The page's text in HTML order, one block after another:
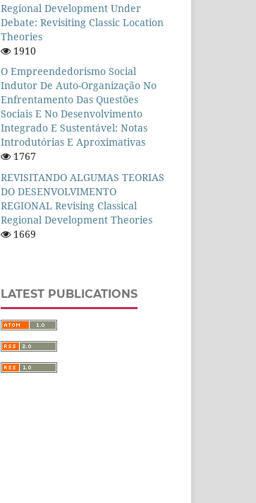
Regional Development Under
Debate: Revisiting Classic Location
Theories
1910
O Empreendedorismo Social
Indutor De Auto-Organização No
Enfrentamento Das Questões
Sociais E No Desenvolvimento
Integrado E Sustentável: Notas
Introdutórias E Aproximativas
1767
REVISITANDO ALGUMAS TEORIAS
DO DESENVOLVIMENTO
REGIONAL Revising Classical
Regional Development Theories
1669
LATEST PUBLICATIONS